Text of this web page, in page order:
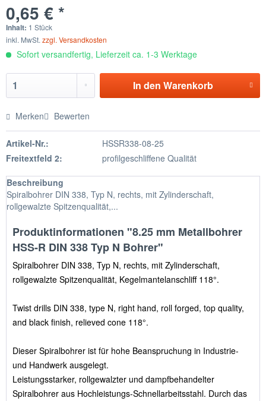
0,65 € *
Inhalt: 1 Stück
inkl. MwSt. zzgl. Versandkosten
Sofort versandfertig, Lieferzeit ca. 1-3 Werktage
In den Warenkorb
Merken Bewerten
Artikel-Nr.:
HSSR338-08-25
Freitextfeld 2:
profilgeschliffene Qualität
Beschreibung
Spiralbohrer DIN 338, Typ N, rechts, mit Zylinderschaft,
rollgewalzte Spitzenqualität,...
Produktinformationen "8.25 mm Metallbohrer
HSS-R DIN 338 Typ N Bohrer"
Spiralbohrer DIN 338, Typ N, rechts, mit Zylinderschaft,
rollgewalzte Spitzenqualität, Kegelmantelanschliff 118°.
Twist drills DIN 338, type N, right hand, roll forged, top quality,
and black finish, relieved cone 118°.
Dieser Spiralbohrer ist für hohe Beanspruchung in Industrie-
und Handwerk ausgelegt.
Leistungsstarker, rollgewalzter und dampfbehandelter
Spiralbohrer aus Hochleistungs-Schnellarbeitsstahl. Durch das